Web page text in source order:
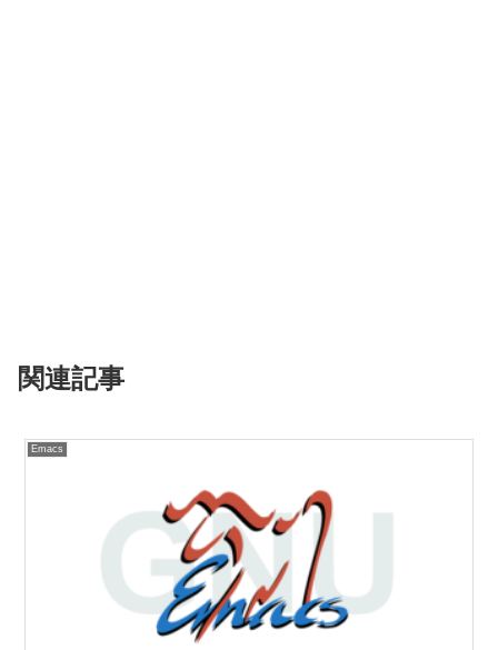
関連記事
Emacs